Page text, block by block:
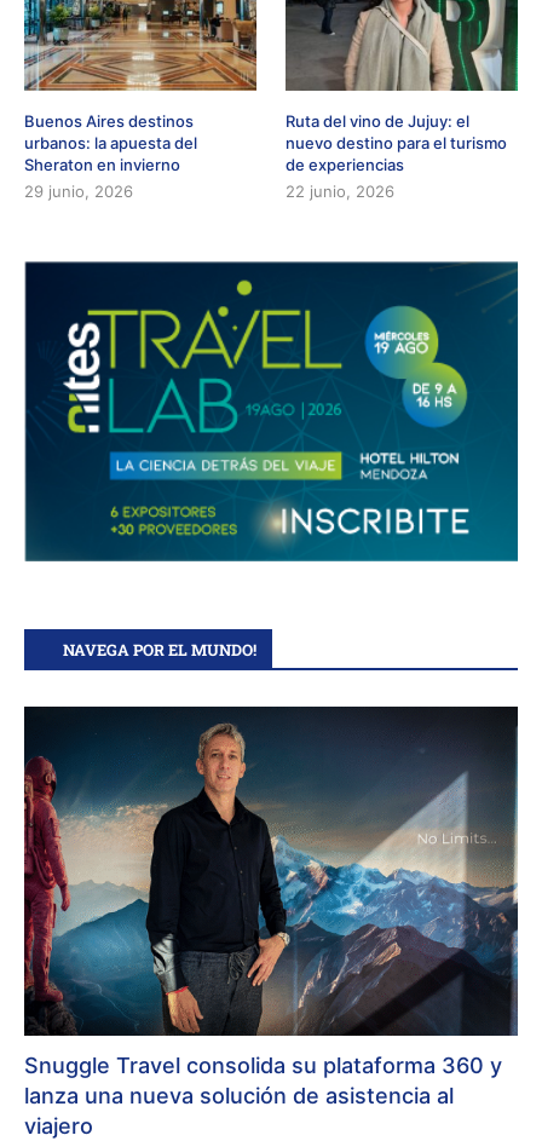
Buenos Aires destinos
urbanos: la apuesta del
Sheraton en invierno
29 junio, 2026
Ruta del vino de Jujuy: el
nuevo destino para el turismo
de experiencias
22 junio, 2026
NAVEGA POR EL MUNDO!
Snuggle Travel consolida su plataforma 360 y
lanza una nueva solución de asistencia al
viajero